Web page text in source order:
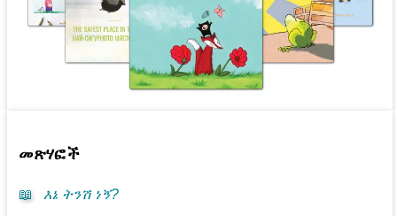
መጽሃፎች
📖 እኔ ትንሽ ነኝ?